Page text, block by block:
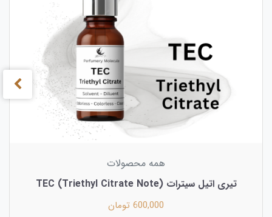
همه محصولات
تیری‌ اتیل سیترات (Triethyl Citrate Note) TEC
600,000 تومان